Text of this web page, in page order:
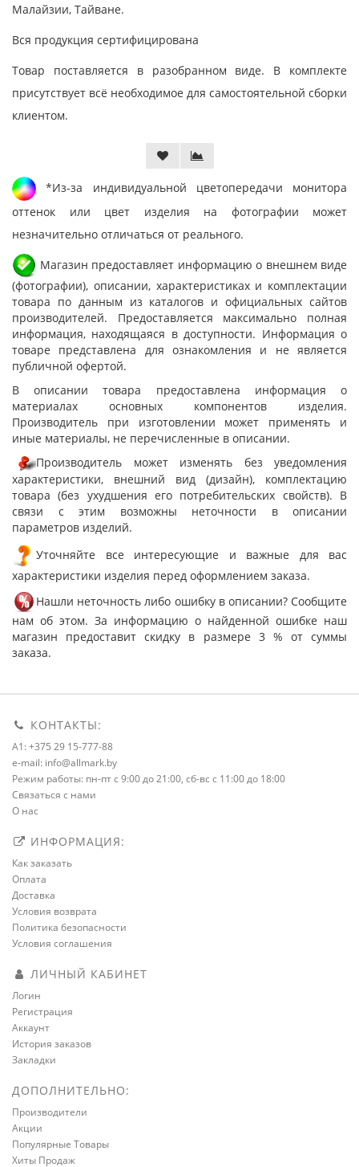
Малайзии, Тайване.
Вся продукция сертифицирована
Товар поставляется в разобранном виде. В комплекте
присутствует всё необходимое для самостоятельной сборки
клиентом.
*Из-за индивидуальной цветопередачи монитора
оттенок или цвет изделия на фотографии может
незначительно отличаться от реального.
Магазин предоставляет информацию о внешнем виде
(фотографии), описании, характеристиках и комплектации
товара по данным из каталогов и официальных сайтов
производителей. Предоставляется максимально полная
информация, находящаяся в доступности. Информация о
товаре представлена для ознакомления и не является
публичной офертой.
В описании товара предоставлена информация о
материалах основных компонентов изделия.
Производитель при изготовлении может применять и
иные материалы, не перечисленные в описании.
Производитель может изменять без уведомления
характеристики, внешний вид (дизайн), комплектацию
товара (без ухудшения его потребительских свойств). В
связи с этим возможны неточности в описании
параметров изделий.
Уточняйте все интересующие и важные для вас
характеристики изделия перед оформлением заказа.
Нашли неточность либо ошибку в описании? Сообщите
нам об этом. За информацию о найденной ошибке наш
магазин предоставит скидку в размере 3 % от суммы
заказа.
КОНТАКТЫ:
A1: +375 29 15-777-88
e-mail: info@allmark.by
Режим работы: пн-пт с 9:00 до 21:00, сб-вс с 11:00 до 18:00
Связаться с нами
О нас
ИНФОРМАЦИЯ:
Как заказать
Оплата
Доставка
Условия возврата
Политика безопасности
Условия соглашения
ЛИЧНЫЙ КАБИНЕТ
Логин
Регистрация
Аккаунт
История заказов
Закладки
ДОПОЛНИТЕЛЬНО:
Производители
Акции
Популярные Товары
Хиты Продаж